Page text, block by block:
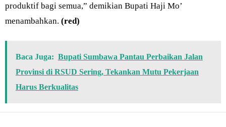
produktif bagi semua,” demikian Bupati Haji Mo’
menambahkan. (red)
Baca Juga: Bupati Sumbawa Pantau Perbaikan Jalan
Provinsi di RSUD Sering, Tekankan Mutu Pekerjaan
Harus Berkualitas